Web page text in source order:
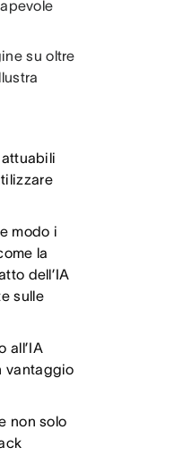
su oltre
modo i
la
dell’IA
sulle
all’IA
vantaggio
non solo